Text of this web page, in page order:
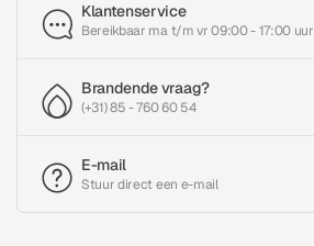
Klantenservice
Bereikbaar ma t/m vr 09:00 - 17:00 uur
Brandende vraag?
(+31) 85 - 760 60 54
E-mail
Stuur direct een e-mail